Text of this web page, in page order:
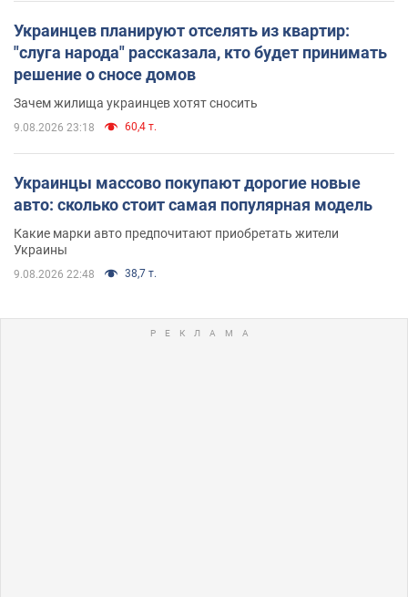
Украинцев планируют отселять из квартир:
"слуга народа" рассказала, кто будет принимать
решение о сносе домов
Зачем жилища украинцев хотят сносить
9.08.2026 23:18 60,4 т.
Украинцы массово покупают дорогие новые
авто: сколько стоит самая популярная модель
Какие марки авто предпочитают приобретать жители
Украины
9.08.2026 22:48 38,7 т.